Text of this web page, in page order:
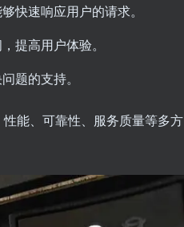
快速响应用户的请求。
提高用户体验。
题的支持。
能、可靠性、服务质量等多方